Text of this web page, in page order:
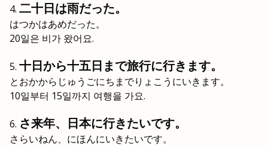
二十日は雨だった。
はつかはあめだった。
20일은 비가 왔어요.
十日から十五日まで旅行に行きます。
とおかからじゅうごにちまでりょこうにいきます。
10일부터 15일까지 여행을 가요.
さ来年、日本に行きたいです。
さらいねん、にほんにいきたいです。